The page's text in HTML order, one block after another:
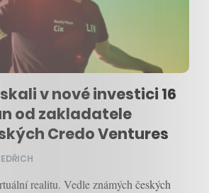
v nové investici 16
od zakladatele
Credo Ventures
realitu. Vedle známých českých